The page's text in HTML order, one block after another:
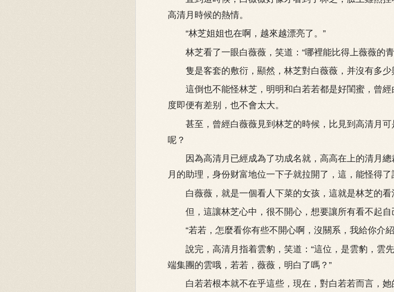
高清月時候的熱情。
“林芝姐姐也在啊，越來越漂亮了。”
林芝看了一眼白薇薇，笑道：“哪裡能比得上薇薇的青
隻是客套的敷衍，顯然，林芝對白薇薇，并沒有多少
這倒也不能怪林芝，明明和白若若都是好閨蜜，曾經
度即便有差别，也不會太大。
甚至，曾經白薇薇見到林芝的時候，比見到高清月可
呢？
因為高清月已經成為了功成名就，高高在上的清月總
月的助理，身份财富地位一下子就拉開了，這，能怪得了
白薇薇，就是一個看人下菜的女孩，這就是林芝的看
但，這讓林芝心中，很不開心，想要讓所有看不起自
“若若，怎麼看你有些不開心啊，沒關系，我給你介紹
說完，高清月指着雲豹，笑道：“這位，是雲豹，雲
端集團的雲哦，若若，薇薇，明白了嗎？”
白若若根本就不在乎這些，現在，對白若若而言，她